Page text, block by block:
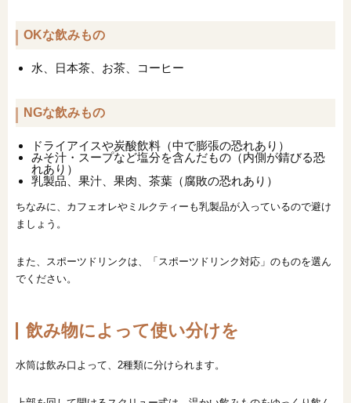
OKな飲みもの
水、日本茶、お茶、コーヒー
NGな飲みもの
ドライアイスや炭酸飲料（中で膨張の恐れあり）
みそ汁・スープなど塩分を含んだもの（内側が錆びる恐
れあり）
乳製品、果汁、果肉、茶葉（腐敗の恐れあり）
ちなみに、カフェオレやミルクティーも乳製品が入っているので避け
ましょう。
また、スポーツドリンクは、「スポーツドリンク対応」のものを選ん
でください。
飲み物によって使い分けを
水筒は飲み口よって、2種類に分けられます。